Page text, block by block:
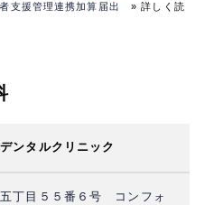
者支援管理連携加算届出 » 詳しく読
ンタルクリニック
丁目５５番６号 コンフォ